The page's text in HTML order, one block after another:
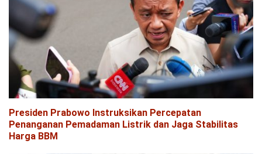
Presiden Prabowo Instruksikan Percepatan
Penanganan Pemadaman Listrik dan Jaga Stabilitas
Harga BBM